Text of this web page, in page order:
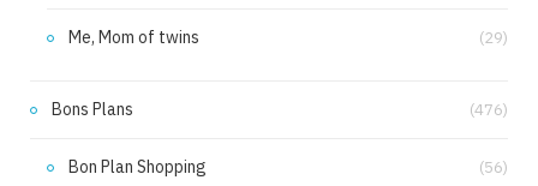
Me, Mom of twins (29)
Bons Plans (476)
Bon Plan Shopping (56)